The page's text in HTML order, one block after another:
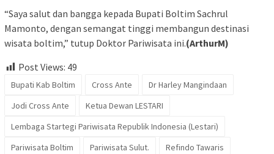
“Saya salut dan bangga kepada Bupati Boltim Sachrul
Mamonto, dengan semangat tinggi membangun destinasi
wisata boltim,” tutup Doktor Pariwisata ini.(ArthurM)
Post Views: 49
Bupati Kab Boltim Cross Ante
Dr Harley Mangindaan
Jodi Cross Ante
Ketua Dewan LESTARI
Lembaga Startegi Pariwisata Republik Indonesia (Lestari)
Pariwisata Boltim
Pariwisata Sulut.
Refindo Tawaris